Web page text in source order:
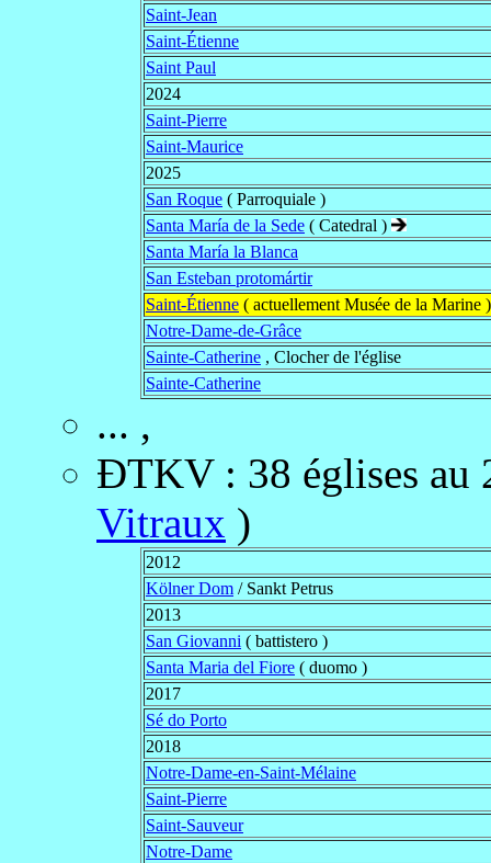
Saint-Jean
Saint-Étienne
Saint Paul
2024
Saint-Pierre
Saint-Maurice
2025
San Roque ( Parroquiale )
Santa María de la Sede ( Catedral )
Santa María la Blanca
San Esteban protomártir
Saint-Étienne ( actuellement Musée de la Marine )
Notre-Dame-de-Grâce
Sainte-Catherine , Clocher de l'église
Sainte-Catherine
... ,
ĐTKV: 38 églises
Vitraux )
2012
Kölner Dom / Sankt Petrus
2013
San Giovanni ( battistero )
Santa Maria del Fiore ( duomo )
2017
Sé do Porto
2018
Notre-Dame-en-Saint-Mélaine
Saint-Pierre
Saint-Sauveur
Notre-Dame